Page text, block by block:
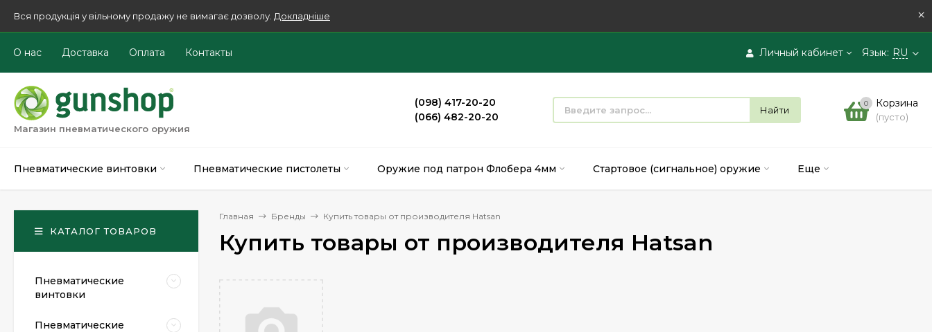
Вся продукція у вільному продажу не вимагає дозволу. Докладніше ×
Личный кабинет
Вход
Регистрация
Язык: RU
О нас Доставка Оплата Контакты
Магазин пневматического оружия
(098) 417-20-20
(066) 482-20-20
Найти
0 Корзина
(пусто)
Пневматические винтовки Пневматические пистолеты Оружие под патрон Флобера 4мм Стартовое (сигнальное) оружие Еще
Главная Бренды Купить товары от производителя Hatsan
Купить товары от производителя Hatsan
КАТАЛОГ ТОВАРОВ
Пневматические
винтовки
Пневматические